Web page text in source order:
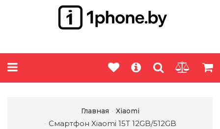
Главная Xiaomi
Смартфон Xiaomi 15T 12GB/512GB